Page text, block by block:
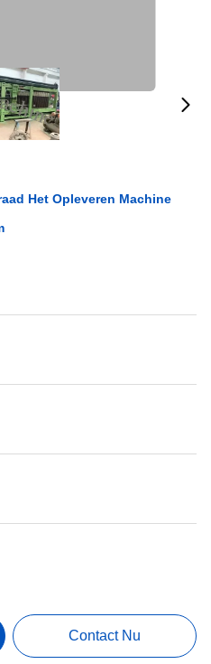
Het Opleveren Machine
Contact Nu